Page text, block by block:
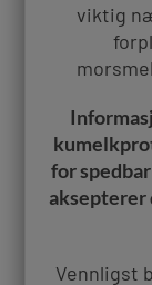
viktig
for
aksepterer​
​Vennligst